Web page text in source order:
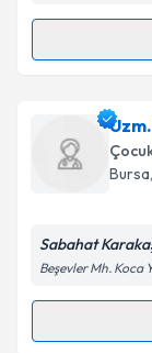
Metni
Doç. Dr.
oluşturun.
takvim
Metni
Bursa
Sabahat
Beşevler Mh. Koca